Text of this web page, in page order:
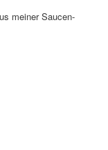
meiner Saucen-